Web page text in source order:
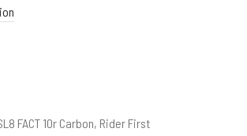
FACT 10r Carbon, Rider First